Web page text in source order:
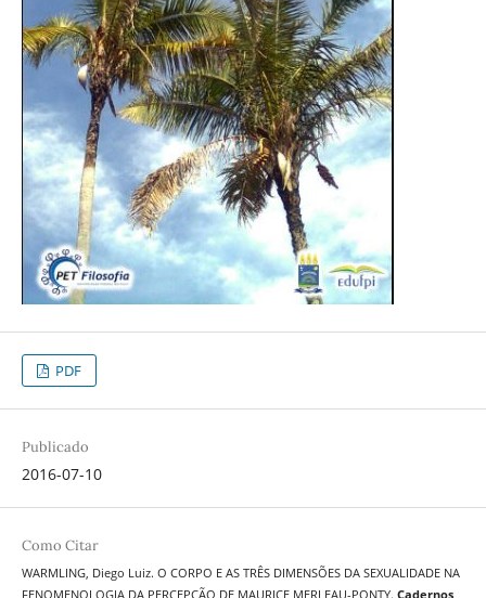
PDF
Publicado
2016-07-10
Como Citar
WARMLING, Diego Luiz. O CORPO E AS TRÊS DIMENSÕES DA SEXUALIDADE NA